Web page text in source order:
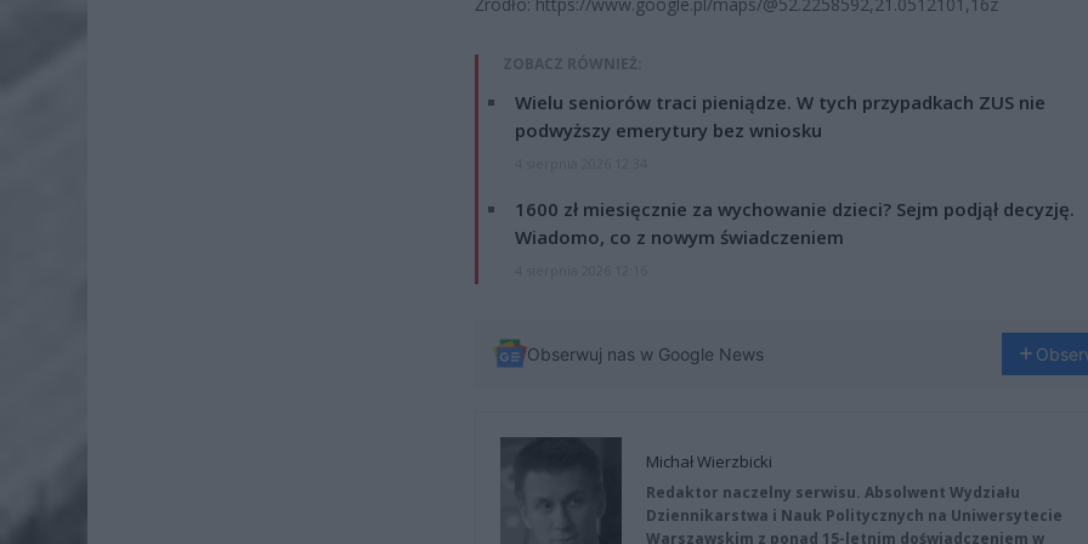
ZOBACZ RÓWNIEŻ:
Wielu seniorów traci pieniądze. W tych przypadkach ZUS nie
podwyższy emerytury bez wniosku
1600 zł miesięcznie za wychowanie dzieci? Sejm podjął decyzję.
Wiadomo, co z nowym świadczeniem
Obserwuj nas w Google News
Michał Wierzbicki
Redaktor naczelny serwisu. Absolwent Wydziału
Dziennikarstwa i Nauk Politycznych na Uniwersytecie
Warszawskim z ponad 15-letnim doświadczeniem w